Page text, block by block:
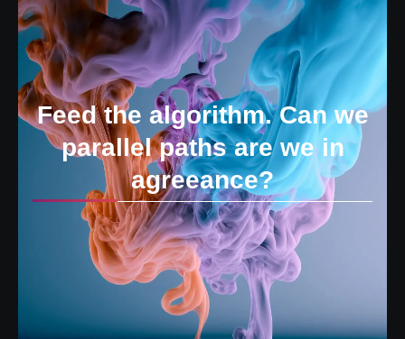
Feed the algorithm. Can we
parallel paths are we in
agreeance?